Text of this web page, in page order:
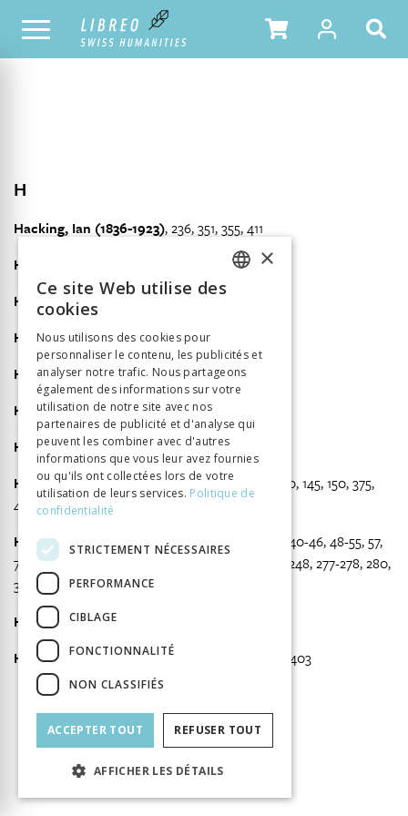
NOTRE CATALOGUE TABLE DES MATIÈRES
H
Hacking, Ian (1836-1923), 236, 351, 355, 411
Halberstadt, Grégoire (1873-1937)
, 78-79, 411
Hall, Stanley (1846-1924)252, 274, 286
Hartman, Heinz (1894-1970), 221
Hartwell, Samuel W. (1882-1951), 37, 411
Healy, William (1869-1963), 32-33, 417, 421
Hecker, Ewald (1843-1909), 277
Heller, Theodor (1869-1938) , 29, 78-80, 118, 140, 145, 150, 375,
412
Heuyer, Georges (1884-1977), 8, 24, 32, 34-37, 40-46, 48-55, 57,
70-73, 80, 95, 105, 108, 118, 126, 132, 173, 213, 247-248, 277-278, 280,
374, 401-402, 405, 411-413, 420
Hoche, Alfred (1865-1943)
Houdé, Olivier, 285, 287-288, 325, 328-329, 331, 403
Craus Yann
Éditeur
BHMS
ITALIAN
×
Ce site Web utilise des
cookies
Nous utilisons des cookies pour
personnaliser le contenu, les publicités et
analyser notre trafic. Nous partageons
également des informations sur votre
utilisation de notre site avec nos
partenaires de publicité et d'analyse qui
peuvent les combiner avec d'autres
informations que vous leur avez fournies
ou qu'ils ont collectées lors de votre
utilisation de leurs services. Politique de
confidentialité
STRICTEMENT NÉCESSAIRES
PERFORMANCE
CIBLAGE
FONCTIONNALITÉ
NON CLASSIFIÉS
ACCEPTER TOUT REFUSER TOUT
AFFICHER LES DÉTAILS